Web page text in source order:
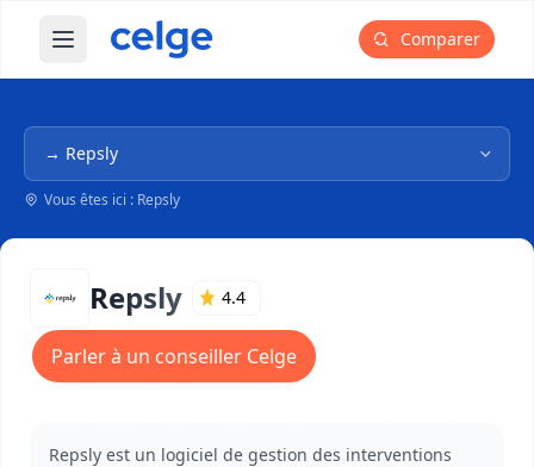
Ouvrir le menu principal Comparer
Navigation dans l'arborescence
Vous êtes ici : Repsly
Repsly 4.4
Parler à un conseiller Celge
Repsly est un logiciel de gestion des interventions